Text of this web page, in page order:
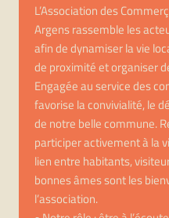
L’Association des
Argens rassemble les
afin de dynamiser la vie
de proximité et organiser
Engagée au service des
favorise la convivialité, le
de notre belle commune.
participer activement à la
lien entre habitants,
bonnes âmes sont les
l’association.